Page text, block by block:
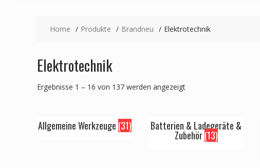
Home Produkte Brandneu Elektrotechnik
Elektrotechnik
Ergebnisse 1 – 16 von 137 werden angezeigt
Allgemeine Werkzeuge (31) Batterien & Ladegeräte &
Zubehör(13)